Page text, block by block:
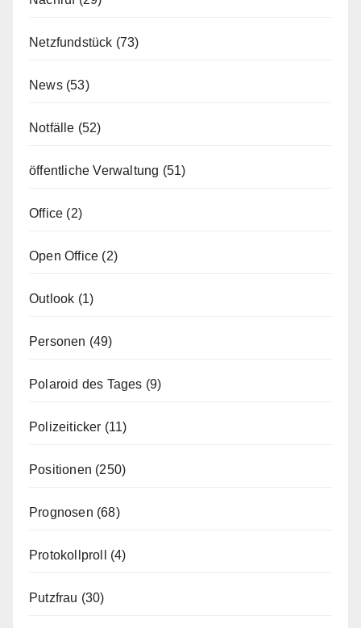
Netzfundstück (73)
News(53)
Notfälle (52)
öffentliche Verwaltung (51)
Office (2)
Open Office (2)
Outlook (1)
Personen (49)
Polaroid des Tages (9)
Polizeiticker (11)
Positionen (250)
Prognosen (68)
Protokollproll (4)
Putzfrau (30)